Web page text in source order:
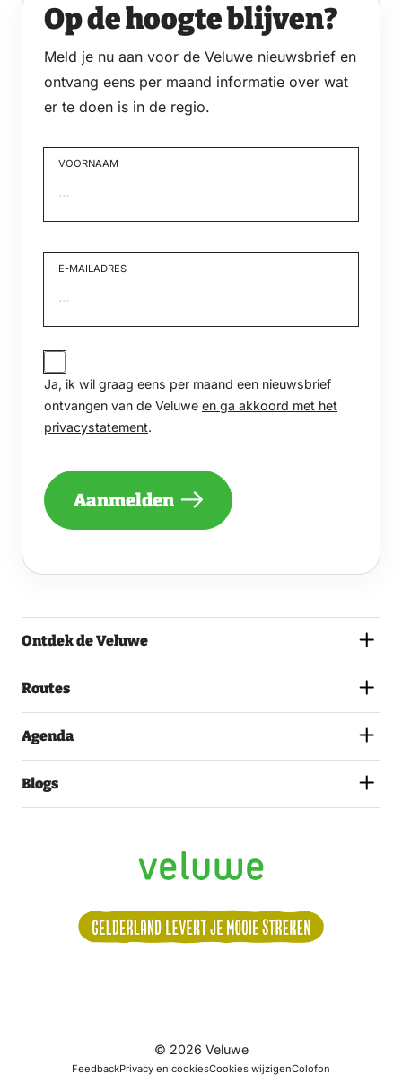
Op de hoogte blijven?
Meld je nu aan voor de Veluwe nieuwsbrief en
ontvang eens per maand informatie over wat
er te doen is in de regio.
VOORNAAM
E-MAILADRES
JA,
IK
WIL
GRAAG
PER
EEN
ONTVANGEN
EN
HET
Ja, ik wil graag eens per maand een nieuwsbrief
ontvangen van de Veluwe en ga akkoord met het
privacystatement.
Aanmelden
Ontdek de Veluwe
Routes
Agenda
Blogs
ons:
© 2026 Veluwe
FeedbackPrivacy en cookiesCookies wijzigenColofon